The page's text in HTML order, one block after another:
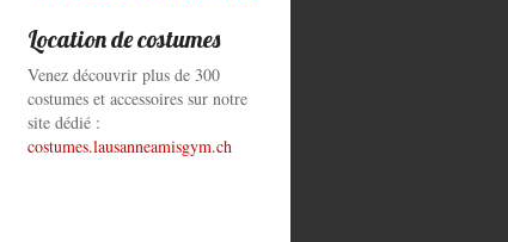
Location de costumes
Venez découvrir plus de 300
costumes et accessoires sur notre
site dédié :
costumes.lausanneamisgym.ch